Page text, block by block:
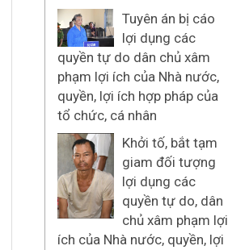
Tuyên án bị cáo
lợi dụng các
quyền tự do dân chủ xâm
phạm lợi ích của Nhà nước,
quyền, lợi ích hợp pháp của
tổ chức, cá nhân
Khởi tố, bắt tạm
giam đối tượng
lợi dụng các
quyền tự do, dân
chủ xâm phạm lợi
ích của Nhà nước, quyền, lợi